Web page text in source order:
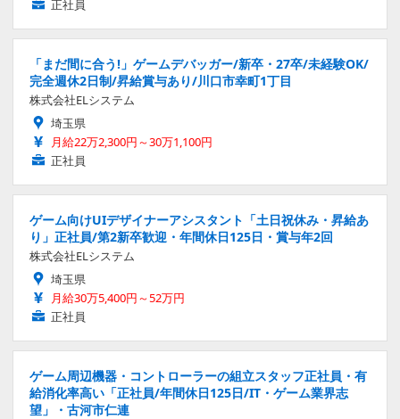
正社員
「まだ間に合う!」ゲームデバッガー/新卒・27卒/未経験OK/
完全週休2日制/昇給賞与あり/川口市幸町1丁目
株式会社ELシステム
埼玉県
月給22万2,300円～30万1,100円
正社員
ゲーム向けUIデザイナーアシスタント「土日祝休み・昇給あ
り」正社員/第2新卒歓迎・年間休日125日・賞与年2回
株式会社ELシステム
埼玉県
月給30万5,400円～52万円
正社員
ゲーム周辺機器・コントローラーの組立スタッフ正社員・有
給消化率高い「正社員/年間休日125日/IT・ゲーム業界志
望」・古河市仁連